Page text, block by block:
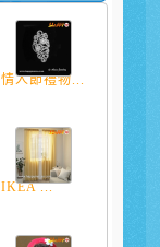
情人節禮物...
IKEA ...